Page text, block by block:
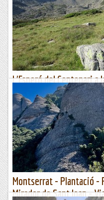
L'Esperó del Centenari a
Vinyola.
Gràcies a internet vas recollint
d'altres cordades de vies que
informació que tens és molt
Romàntic Guerrer
Montserrat - Plantació -
Mirador de Sant Joan -